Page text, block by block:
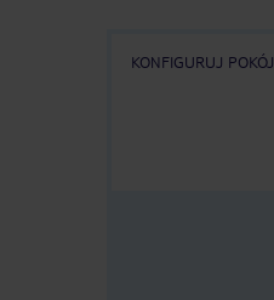
KONFIGURUJ POKÓJ